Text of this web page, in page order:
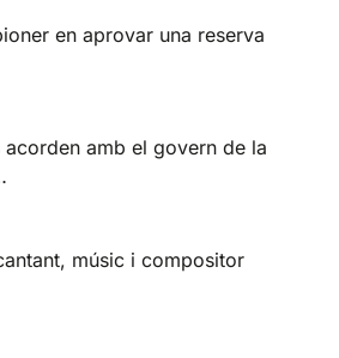
en aprovar una reserva
acorden amb el govern de la
músic i compositor